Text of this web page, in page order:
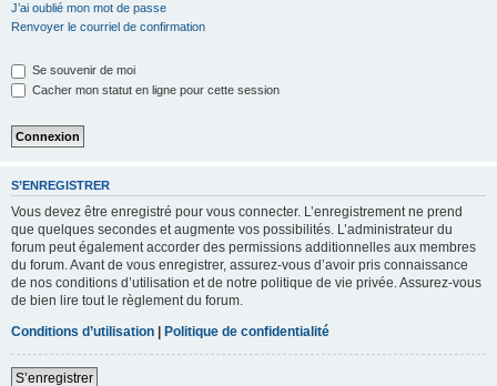
J’ai oublié mon mot de passe
Renvoyer le courriel de confirmation
Se souvenir de moi
Cacher mon statut en ligne pour cette session
S’ENREGISTRER
Vous devez être enregistré pour vous connecter. L’enregistrement ne prend
que quelques secondes et augmente vos possibilités. L’administrateur du
forum peut également accorder des permissions additionnelles aux membres
du forum. Avant de vous enregistrer, assurez-vous d’avoir pris connaissance
de nos conditions d’utilisation et de notre politique de vie privée. Assurez-vous
de bien lire tout le règlement du forum.
Conditions d’utilisation | Politique de confidentialité
S’enregistrer